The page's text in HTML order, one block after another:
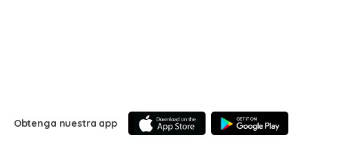
Obtenga nuestra app